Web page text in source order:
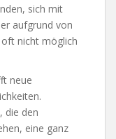
sich mit
aufgrund von
nicht möglich
neue
die den
eine ganz